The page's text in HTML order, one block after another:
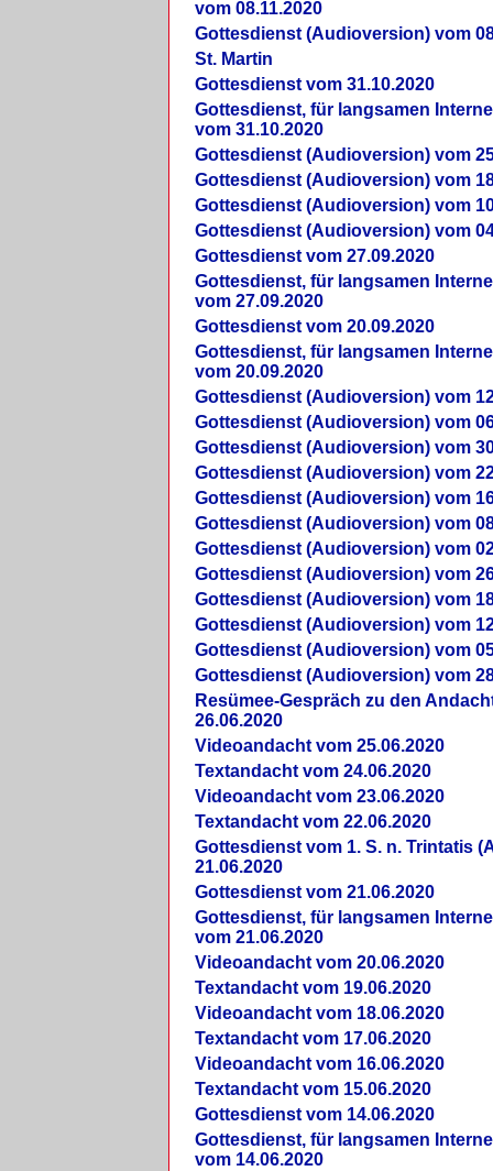
vom 08.11.2020
Gottesdienst (Audioversion) vom
St. Martin
Gottesdienst vom 31.10.2020
Gottesdienst, für langsamen
vom 31.10.2020
Gottesdienst (Audioversion) vom
Gottesdienst (Audioversion) vom
Gottesdienst (Audioversion) vom
Gottesdienst (Audioversion) vom
Gottesdienst vom 27.09.2020
Gottesdienst, für langsamen
vom 27.09.2020
Gottesdienst vom 20.09.2020
Gottesdienst, für langsamen
vom 20.09.2020
Gottesdienst (Audioversion) vom
Gottesdienst (Audioversion) vom
Gottesdienst (Audioversion) vom
Gottesdienst (Audioversion) vom
Gottesdienst (Audioversion) vom
Gottesdienst (Audioversion) vom
Gottesdienst (Audioversion) vom
Gottesdienst (Audioversion) vom
Gottesdienst (Audioversion) vom
Gottesdienst (Audioversion) vom
Gottesdienst (Audioversion) vom
Gottesdienst (Audioversion) vom
Re­sü­mee-Gespräch zu den
26.06.2020
Videoandacht vom 25.06.2020
Textandacht vom 24.06.2020
Videoandacht vom 23.06.2020
Textandacht vom 22.06.2020
Gottesdienst vom 1. S. n. Trintatis
21.06.2020
Gottesdienst vom 21.06.2020
Gottesdienst, für langsamen
vom 21.06.2020
Videoandacht vom 20.06.2020
Textandacht vom 19.06.2020
Videoandacht vom 18.06.2020
Textandacht vom 17.06.2020
Videoandacht vom 16.06.2020
Textandacht vom 15.06.2020
Gottesdienst vom 14.06.2020
Gottesdienst, für langsamen
vom 14.06.2020